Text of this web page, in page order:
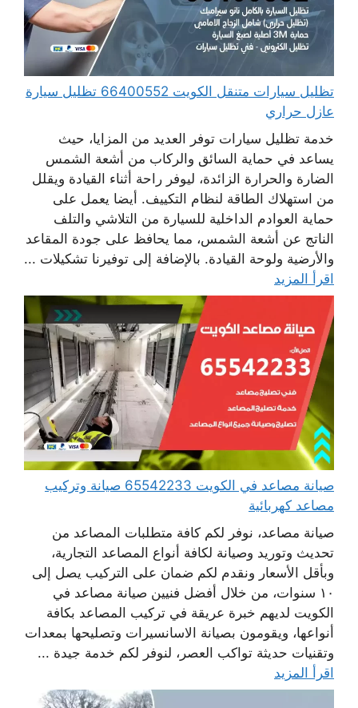
تظليل سيارات متنقل الكويت 66400552 تظليل سيارة
عازل حراري
خدمة تظليل سيارات توفر العديد من المزايا، حيث
يساعد في حماية السائق والركاب من أشعة الشمس
الضارة والحرارة الزائدة، ليوفر راحة أثناء القيادة ويقلل
من استهلاك الطاقة لنظام التكييف. أيضا يعمل على
حماية العوادم الداخلية للسيارة من التلاشي والتلف
الناتج عن أشعة الشمس، مما يحافظ على جودة المقاعد
والأرضية ولوحة القيادة. بالإضافة إلى توفيرنا تشكيلات ...
اقرأ المزيد
صيانة مصاعد في الكويت 65542233 صيانة وتركيب
مصاعد كهربائية
صيانة مصاعد، نوفر لكم كافة متطلبات المصاعد من
تحديث وتوريد وصيانة لكافة أنواع المصاعد التجارية،
وبأقل الأسعار ونقدم لكم ضمان على التركيب يصل إلى
١٠ سنوات، من خلال أفضل فنيين صيانة مصاعد في
الكويت لديهم خبرة عريقة في تركيب المصاعد بكافة
أنواعها، ويقومون بصيانة الاسانسيرات وتصليحها بمعدات
وتقنيات حديثة تواكب العصر، لنوفر لكم خدمة جيدة ...
اقرأ المزيد